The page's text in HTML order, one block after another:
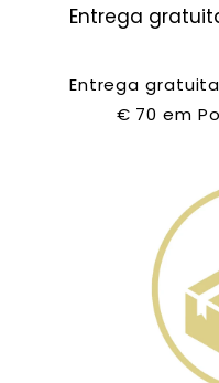
Entrega
Entrega
€ 70 em